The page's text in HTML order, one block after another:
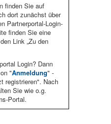
finden Sie auf
dort zunächst über
Partnerportal-Login-
finden Sie eine
Link „Zu den
Login? Dann
"Anmeldung" -
registrieren". Nach
Sie wie o.g.
Portal.